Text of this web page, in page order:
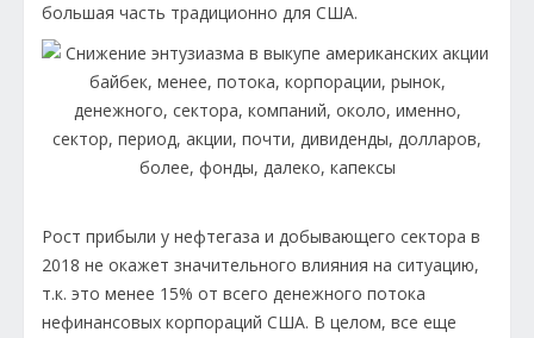
большая часть традиционно для США.
Рост прибыли у нефтегаза и добывающего сектора в
2018 не окажет значительного влияния на ситуацию,
т.к. это менее 15% от всего денежного потока
нефинансовых корпораций США. В целом, все еще